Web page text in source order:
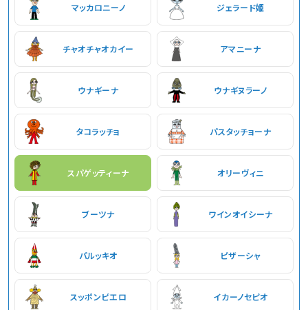
マッカロニーノ ジェラード姫
チャオチャオカイー アマニーナ
ウナギーナ ウナギヌラーノ
タコラッチョ パスタッチョーナ
スパゲッティーナ オリーヴィニ
ブーツナ ワインオイシーナ
パルッキオ ピザーシャ
スッポンピエロ イカーノセピオ